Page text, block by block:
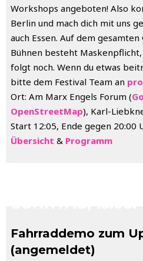
Workshops angeboten! Also
Berlin und mach dich mit uns
auch Essen. Auf dem
Bühnen besteht
folgt noch. Wenn du etwas
bitte dem Festival Team an
Ort: Am Marx Engels Forum (
OpenStreetMap), Karl-
Start 12:05, Ende gegen 20:00
Übersicht & Programm
Fahrraddemo zum
(angemeldet)